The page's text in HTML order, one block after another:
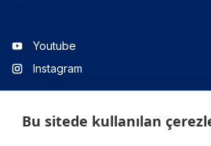
Youtube
Instagram
Linkedin
Bu sitede kullanılan